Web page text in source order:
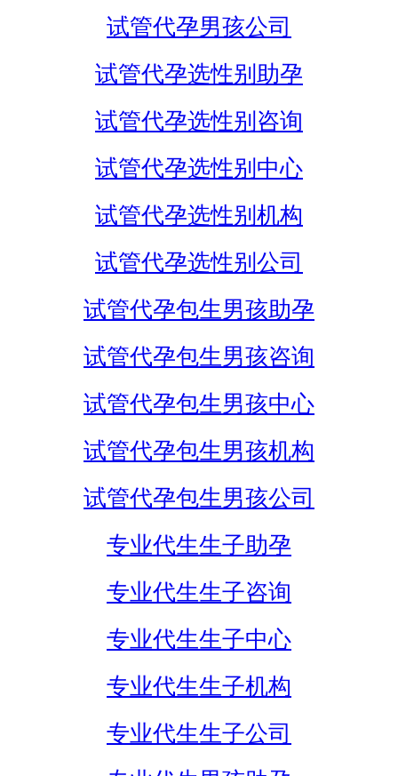
试管代孕男孩公司
试管代孕选性别助孕
试管代孕选性别咨询
试管代孕选性别中心
试管代孕选性别机构
试管代孕选性别公司
试管代孕包生男孩助孕
试管代孕包生男孩咨询
试管代孕包生男孩中心
试管代孕包生男孩机构
试管代孕包生男孩公司
专业代生生子助孕
专业代生生子咨询
专业代生生子中心
专业代生生子机构
专业代生生子公司